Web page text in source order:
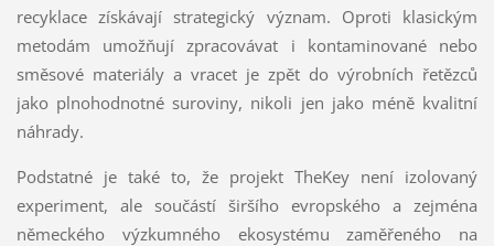
recyklace získávají strategický význam. Oproti klasickým
metodám umožňují zpracovávat i kontaminované nebo
směsové materiály a vracet je zpět do výrobních řetězců
jako plnohodnotné suroviny, nikoli jen jako méně kvalitní
náhrady.
Podstatné je také to, že projekt TheKey není izolovaný
experiment, ale součástí širšího evropského a zejména
německého výzkumného ekosystému zaměřeného na